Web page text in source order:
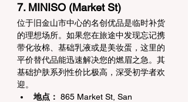
7. MINISO (Market St)
位于旧金山市中心的名创优品是临时补货
的理想场所。如果您在旅途中发现忘记携
带化妆棉、基础乳液或是美妆蛋，这里的
平价替代品能迅速解决您的燃眉之急。其
基础护肤系列性价比极高，深受初学者欢
迎。
地点： 865 Market St, San